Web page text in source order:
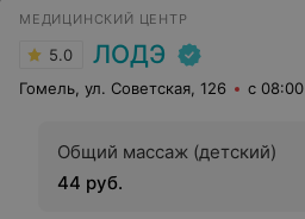
МЕДИЦИНСКИЙ ЦЕНТР
5.0 ЛОДЭ
Гомель, ул. Советская, 126 с 08:00
Общий массаж (детский)
44 руб.